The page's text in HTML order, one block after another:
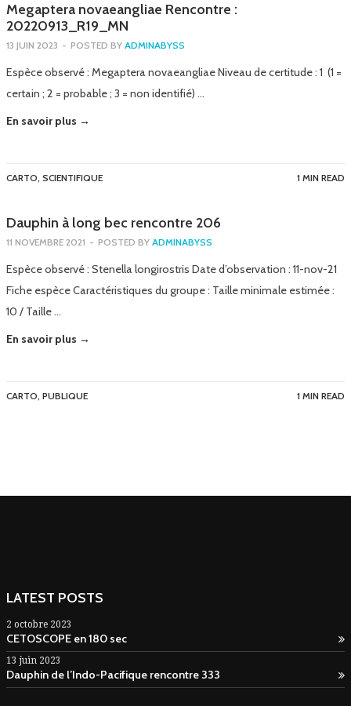
Megaptera novaeangliae Rencontre :
20220913_R19_MN
13 JUIN 2023 - POSTED BY ADMINABYSS
Espèce observé : Megaptera novaeangliae Niveau de certitude : 1 (1 =
certain ; 2 = probable ; 3 = non identifié) …
En savoir plus →
CARTO, SCIENTIFIQUE 1 MIN READ
Dauphin à long bec rencontre 206
11 NOVEMBRE 2021 - POSTED BY ADMINABYSS
Espèce observé : Stenella longirostris Date d’observation : 11-nov-21
Fiche espèce Caractéristiques du groupe : Taille minimale estimée :
10 / Taille …
En savoir plus →
CARTO, PUBLIQUE 1 MIN READ
LATEST POSTS
2 octobre 2023
CETOSCOPE en 180 sec
13 juin 2023
Dauphin de l’Indo-Pacifique rencontre 333